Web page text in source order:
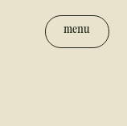
menu